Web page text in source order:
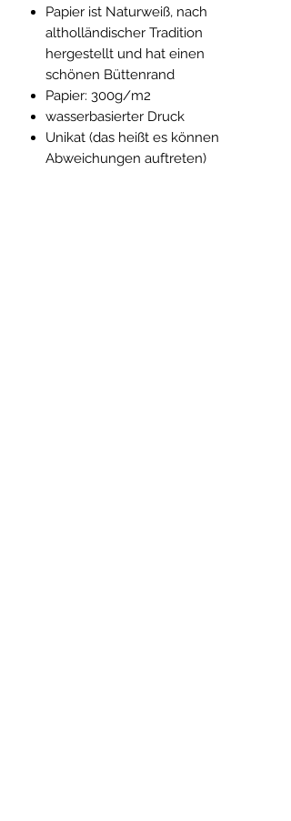
Papier ist Naturweiß, nach
altholländischer Tradition
hergestellt und hat einen
schönen Büttenrand
Papier: 300g/m2
wasserbasierter Druck
Unikat (das heißt es können
Abweichungen auftreten)